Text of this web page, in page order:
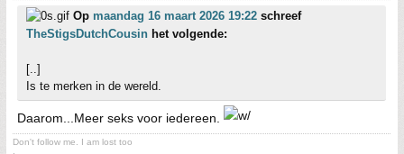
Op maandag 16 maart 2026 19:22 schreef
TheStigsDutchCousin het volgende:
[..]
Is te merken in de wereld.
Daarom...Meer seks voor iedereen.
Don't follow me. I am lost too